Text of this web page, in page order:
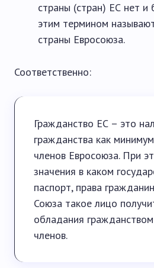
страны (стран) ЕС нет
этим термином
страны Евросоюза.
Соответственно:
Гражданство ЕС – это
гражданства как
членов Евросоюза. При
значения в каком
паспорт, права
Союза такое лицо
обладания
членов.